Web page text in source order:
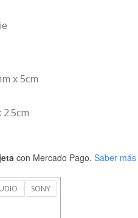
x 5cm
con Mercado Pago. Saber más
SONY